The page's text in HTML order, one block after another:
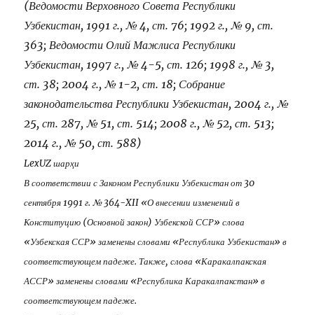
(Ведомости Верховного Совета Республики
Узбекистан, 1991 г., № 4, ст. 76; 1992 г., № 9, ст.
363; Ведомости Олий Мажлиса Республики
Узбекистан, 1997 г., № 4-5, ст. 126; 1998 г., № 3,
ст. 38; 2004 г., № 1-2, ст. 18; Собрание
законодательства Республики Узбекистан, 2004 г., №
25, ст. 287, № 51, ст. 514; 2008 г., № 52, ст. 513;
2014 г., № 50, ст. 588)
LexUZ шарҳи
В соответствии с Законом Республики Узбекистан от 30
сентября 1991 г. № 364-XII «О внесении изменений в
Конституцию (Основной закон) Узбекской ССР» слова
«Узбекская ССР» заменены словами «Республика Узбекистан» в
соответствующем падеже. Также, слова «Каракалпакская
АССР» заменены словами «Республика Каракалпакстан» в
соответствующем падеже.